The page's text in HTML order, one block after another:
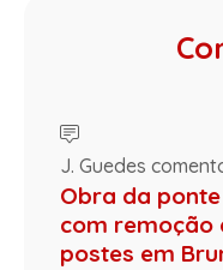
J. Guedes
Obra da
com remoção
postes em